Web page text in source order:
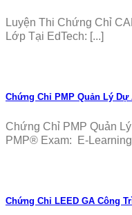
Luyện Thi Chứng Chỉ
Lớp Tại EdTech: [...]
Chứng Chỉ PMP Quản Lý Dự
Chứng Chỉ PMP Quản
PMP® Exam: E-Learning
Chứng Chỉ LEED GA Công